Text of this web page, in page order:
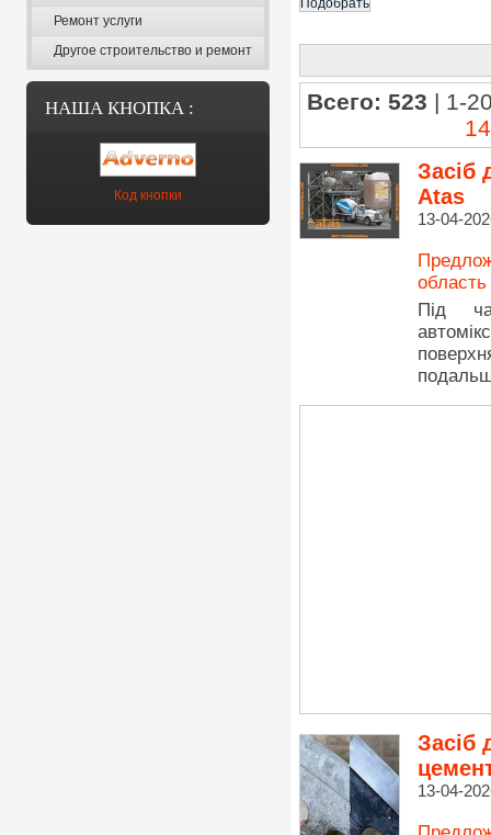
Ремонт услуги
Другое строительство и ремонт
НАША КНОПКА :
Код кнопки
Всего: 523 | 1-
Засіб
Atas
13-04-
область
Під
Засіб
13-04-